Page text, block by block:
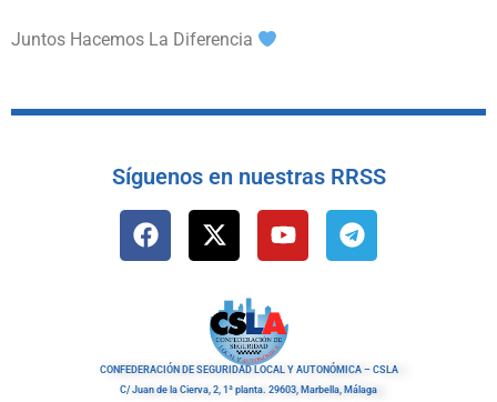
Juntos Hacemos La Diferencia
Síguenos en nuestras RRSS
CONFEDERACIÓN DE SEGURIDAD LOCAL Y AUTONÓMICA – CSLA
C/ Juan de la Cierva, 2, 1ª planta. 29603, Marbella, Málaga